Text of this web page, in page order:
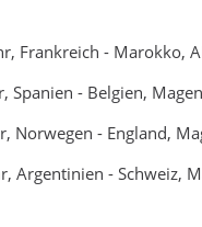
Frankreich - Marokko,
Spanien - Belgien,
Norwegen - England,
Argentinien - Schweiz,